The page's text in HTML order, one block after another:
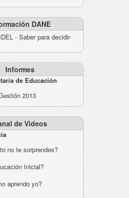
DANE
- Saber para decidir
Informes
de Educación
2013
de Videos
no te sorprendes?
Inicial?
aprendo yo?